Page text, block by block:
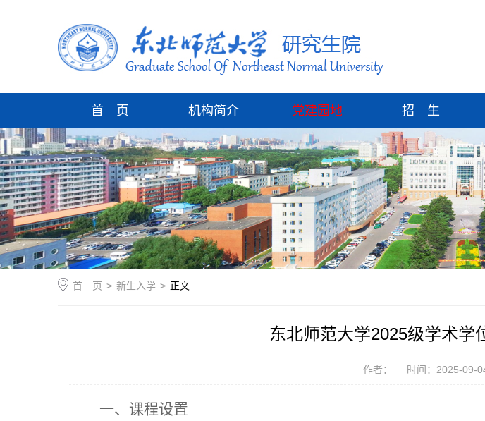
首 页 机构简介 党建园地 招 生
首 页 > 新生入学 > 正文
东北师范大学2025级学术学
作者： 时间：2025-09-
一、课程设置